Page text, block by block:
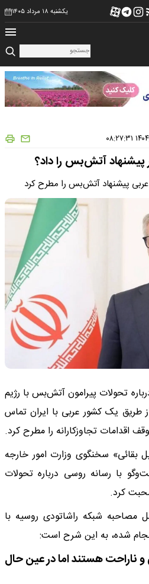
یکشنبه ۱۸ مرداد ۱۴۰۵
پیشنهاد آتش‌بس را داد؟
پیشنهاد آتش‌بس را مطرح کرد
تحولات پیرامون آتش‌بس با رژیم
طریق یک کشور عربی با ایران تماس
اقدامات تجاوزکارانه را مطرح کرد.
بقائی» سخنگوی وزارت امور خارجه
با رسانه روسی درباره تحولات
کرد.
مصاحبه شبکه راشاتودی روسیه با
شده، به این شرح است:
ناراحت هستند اما در عین حال